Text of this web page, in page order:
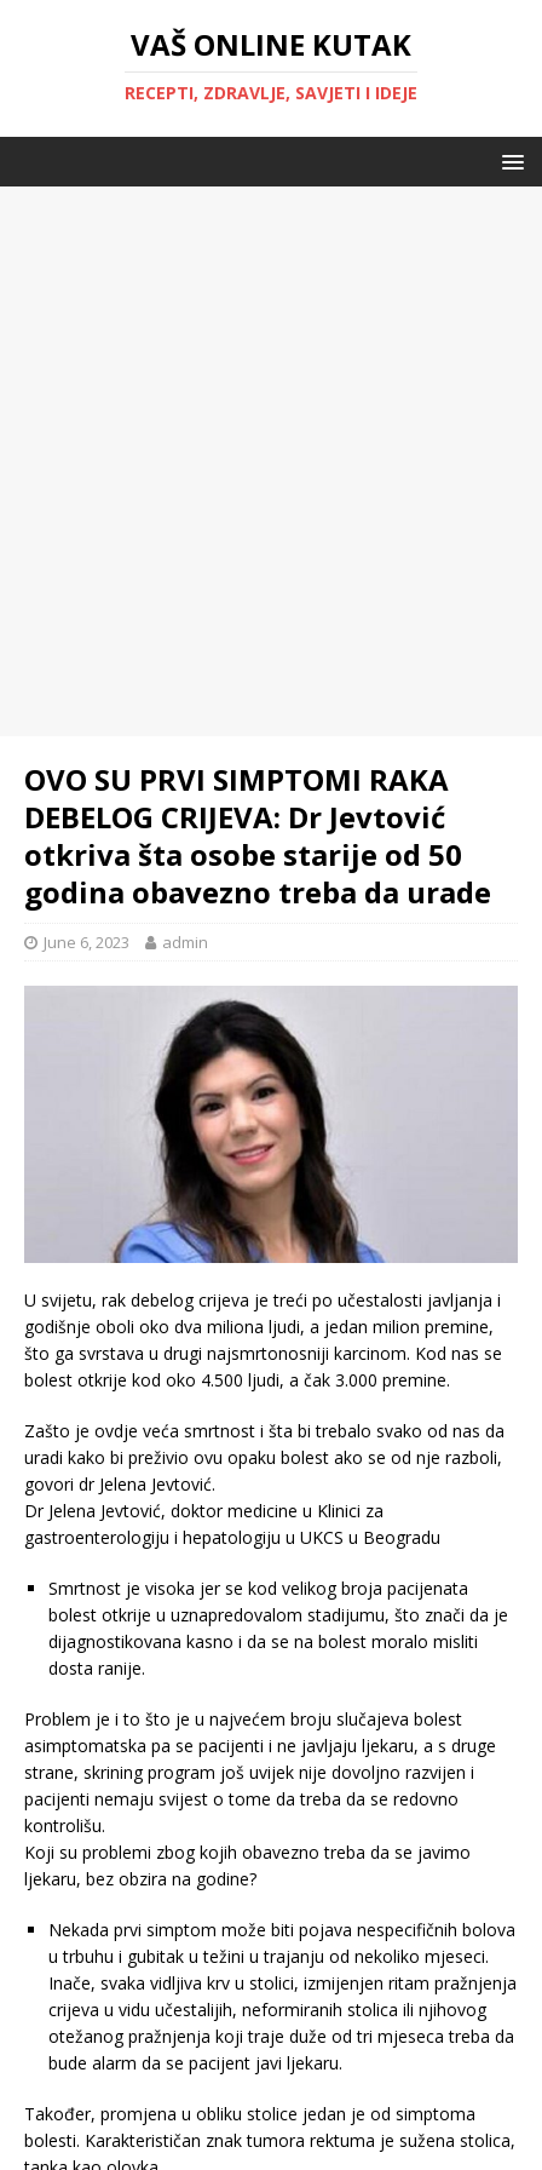
VAŠ ONLINE KUTAK
RECEPTI, ZDRAVLJE, SAVJETI I IDEJE
OVO SU PRVI SIMPTOMI RAKA
DEBELOG CRIJEVA: Dr Jevtović
otkriva šta osobe starije od 50
godina obavezno treba da urade
June 6, 2023 admin
U svijetu, rak debelog crijeva je treći po učestalosti javljanja i
godišnje oboli oko dva miliona ljudi, a jedan milion premine,
što ga svrstava u drugi najsmrtonosniji karcinom. Kod nas se
bolest otkrije kod oko 4.500 ljudi, a čak 3.000 premine.
Zašto je ovdje veća smrtnost i šta bi trebalo svako od nas da
uradi kako bi preživio ovu opaku bolest ako se od nje razboli,
govori dr Jelena Jevtović.
Dr Jelena Jevtović, doktor medicine u Klinici za
gastroenterologiju i hepatologiju u UKCS u Beogradu
Smrtnost je visoka jer se kod velikog broja pacijenata
bolest otkrije u uznapredovalom stadijumu, što znači da je
dijagnostikovana kasno i da se na bolest moralo misliti
dosta ranije.
Problem je i to što je u najvećem broju slučajeva bolest
asimptomatska pa se pacijenti i ne javljaju ljekaru, a s druge
strane, skrining program još uvijek nije dovoljno razvijen i
pacijenti nemaju svijest o tome da treba da se redovno
kontrolišu.
Koji su problemi zbog kojih obavezno treba da se javimo
ljekaru, bez obzira na godine?
Nekada prvi simptom može biti pojava nespecifičnih bolova
u trbuhu i gubitak u težini u trajanju od nekoliko mjeseci.
Inače, svaka vidljiva krv u stolici, izmijenjen ritam pražnjenja
crijeva u vidu učestalijih, neformiranih stolica ili njihovog
otežanog pražnjenja koji traje duže od tri mjeseca treba da
bude alarm da se pacijent javi ljekaru.
Također, promjena u obliku stolice jedan je od simptoma
bolesti. Karakterističan znak tumora rektuma je sužena stolica,